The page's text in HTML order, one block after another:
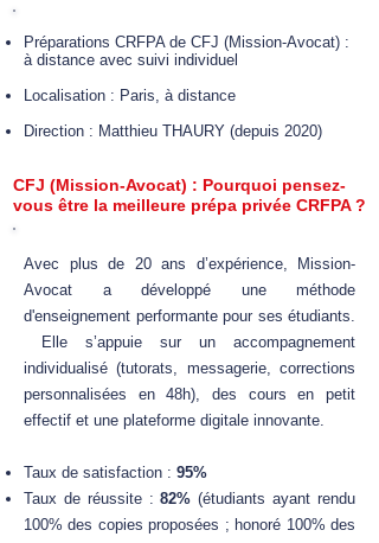
Préparations CRFPA de CFJ (Mission-Avocat) :
à distance avec suivi individuel
Localisation : Paris, à distance
Direction : Matthieu THAURY (depuis 2020)
CFJ (Mission-Avocat) : Pourquoi pensez-
vous être la meilleure prépa privée CRFPA ?
Avec plus de 20 ans d’expérience, Mission-
Avocat a développé une méthode
d'enseignement performante pour ses étudiants.
Elle s’appuie sur un accompagnement
individualisé (tutorats, messagerie, corrections
personnalisées en 48h), des cours en petit
effectif et une plateforme digitale innovante.​
Taux de satisfaction : 95%
Taux de réussite :82% (étudiants ayant rendu
100% des copies proposées ; honoré 100% des